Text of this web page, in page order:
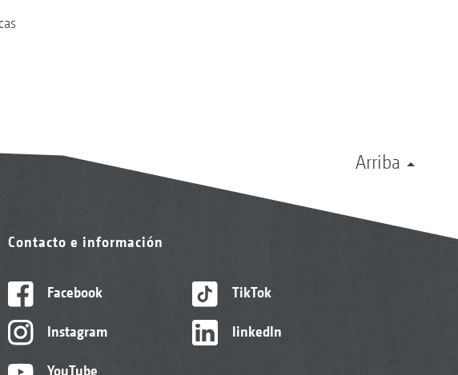
Arriba
Contacto e información
Facebook
Instagram
YouTube
TikTok
linkedIn